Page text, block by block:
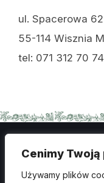
Cenimy
Używamy plików
ul. Spacerowa 62
55-114 Wisznia
tel: 071 312 70 74